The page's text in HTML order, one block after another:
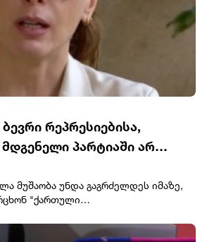
რეპრესიებისა,
პარტიაში არ
არავინ აპირებს, რომ
მუშაობა უნდა გაგრძელდეს იმაზე,
"ქართული
პარტიაში არ მოშლილა და არც